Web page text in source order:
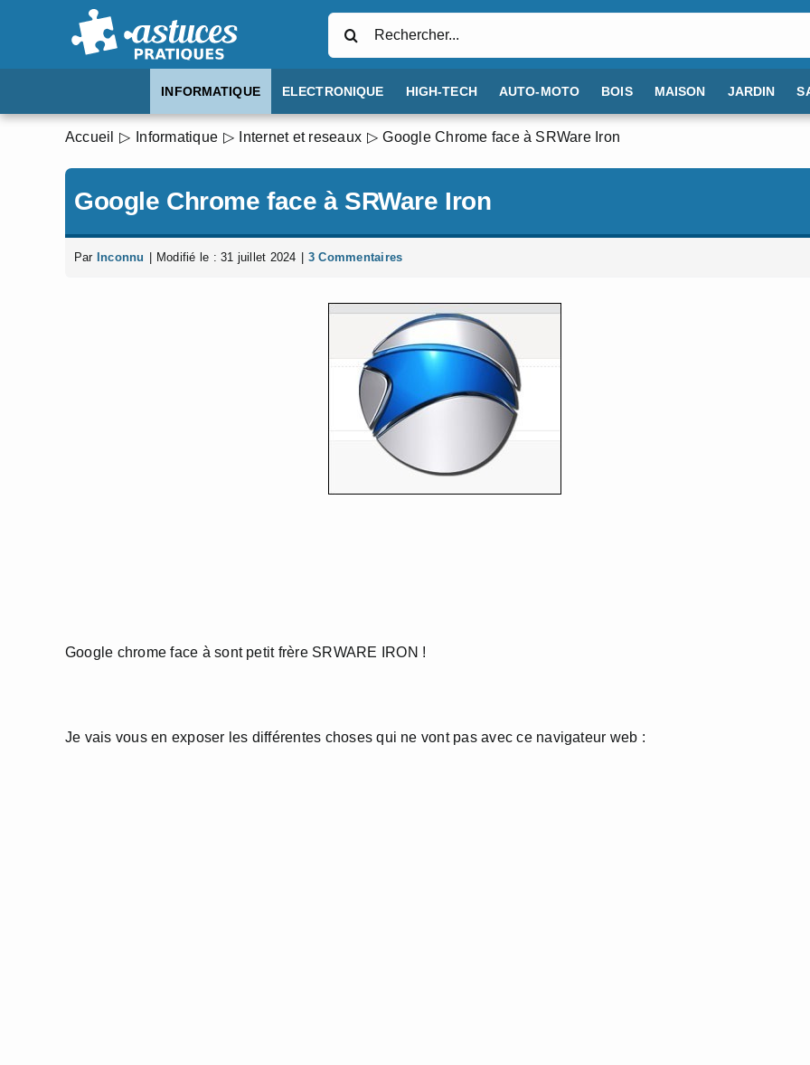
INFORMATIQUE ELECTRONIQUE HIGH-TECH AUTO-MOTO BOIS MAISON JARDIN
Accueil Informatique Internet et reseaux Google Chrome face à SRWare Iron
Google Chrome face à SRWare Iron
Par Inconnu Modifié le : 31 juillet 2024 3 Commentaires
Google chrome face à sont petit frère SRWARE IRON !
Je vais vous en exposer les différentes choses qui ne vont pas avec ce navigateur web :